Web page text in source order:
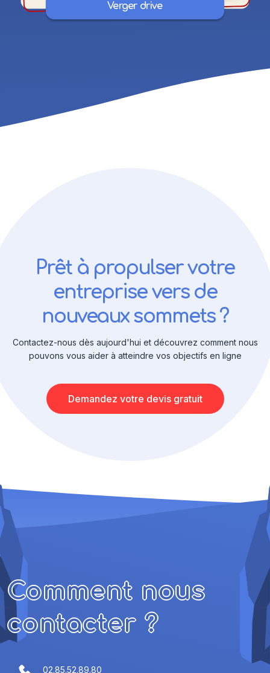
Verger drive
Prêt à propulser votre
entreprise vers de
nouveaux sommets ?
Contactez-nous dès aujourd'hui et découvrez comment nous
pouvons vous aider à atteindre vos objectifs en ligne
Demandez votre devis gratuit
Comment nous
contacter ?
02.85.52.89.80